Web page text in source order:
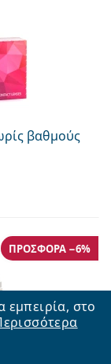
εμπειρία, στο
βαθμούς
ΠΡΟΣΦΟΡΆ −6%